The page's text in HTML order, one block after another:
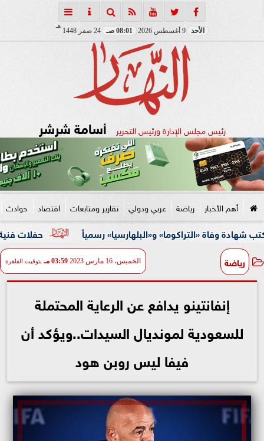
الأحد 08:01 صـ 24 صفر 1448
هـ
رئيس مجلس الإدارة ورئيس التحرير أسامة شرشر
أهم الأخبار رياضة عربي ودولي تقارير ومتابعات اقتصاد حوادث
حفلات فنية وأنشطة «التراكوما» و«البلهارسيا» رسمياً
رياضة الخميس، 16 مارس 2023 03:59 مـ بتوقيت القاهرة
إنفانتينو يدافع عن الرعاية المحتملة
للسعودية لمونديال السيدات..ويؤكد أن
فيفا ليس روبن هود